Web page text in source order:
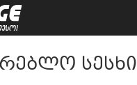
სესხი